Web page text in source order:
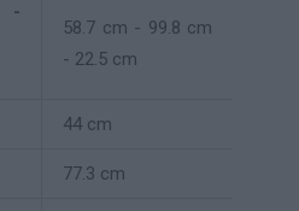
-
58.7 cm - 99.8 cm
- 22.5 cm
44 cm
77.3 cm